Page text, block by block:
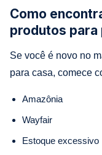
Como
produtos para
Se você é novo no
para casa, comece
Amazônia
Wayfair
Estoque excessivo